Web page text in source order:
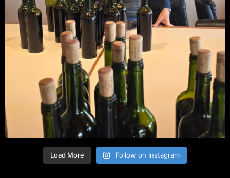
Load More Follow on Instagram